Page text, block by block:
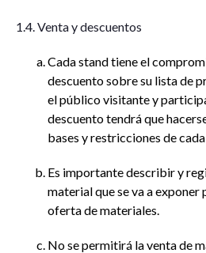
1.4. Venta y descuentos
Cada stand tiene el
descuento sobre su lista de
el público visitante y
descuento tendrá que
bases y restricciones de
Es importante describir y
material que se va a
oferta de materiales.
No se permitirá la venta de